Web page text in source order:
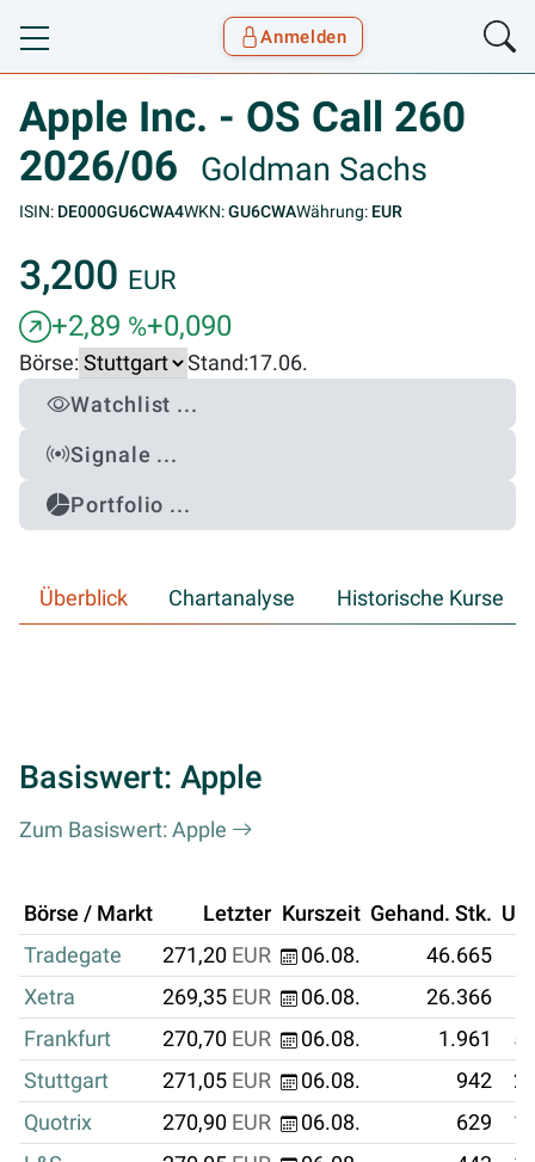
Toggle navigation
Anmelden
Apple Inc. - OS Call 260
2026/06
Goldman Sachs
ISIN: DE000GU6CWA4WKN:GU6CWAWährung: EUR
3,200 EUR
+2,89 %+0,090
Börse: Stand:17.06.
Watchlist ...
Signale ...
Portfolio ...
Überblick Chartanalyse Historische Kurse
Basiswert: Apple
Zum Basiswert: Apple
Börse / Markt Letzter Kurszeit Gehand. Stk.
Tradegate
271,20 EUR 06.08. 46.665
Xetra
269,35 EUR 06.08. 26.366
Frankfurt
270,70 EUR 06.08. 1.961
Stuttgart
271,05 EUR 06.08. 942
Quotrix
270,90 EUR 06.08. 629